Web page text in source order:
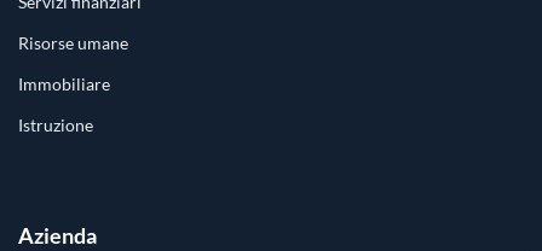
Risorse umane
Immobiliare
Istruzione
Azienda